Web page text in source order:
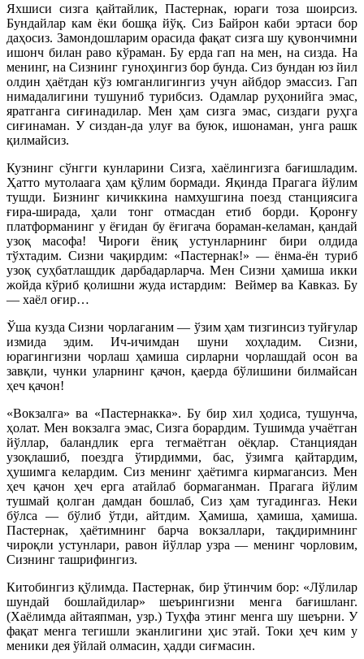
Яхшиси сизга қайтайлик, Пастернак, юраги тоза шоирсиз.
Бундайлар кам ёки бошқа йўқ. Сиз Байрон каби эртаси бор
даҳосиз. Замондошларим орасида фақат сизга шу қувончимни
ишонч билан раво кўраман. Бу ерда гап на мен, на сизда. На
менинг, на Сизнинг гуноҳингиз бор бунда. Сиз бундан юз йил
олдин ҳаётдан кўз юмганлигингиз учун айбдор эмассиз. Гап
нимадалигини тушуниб турибсиз. Одамлар руҳонийга эмас,
яратганга сиғинадилар. Мен ҳам сизга эмас, сиздаги руҳга
сиғинаман. У сиздан-да улуғ ва буюк, ишонаман, унга рашк
қилмайсиз.
Кузнинг сўнгги кунларини Сизга, хаёлингизга бағишладим.
Ҳатто мутолаага ҳам қўлим бормади. Яқинда Прагага йўлим
тушди. Бизнинг кичиккина намхушгина поезд станциясига
ғира-ширада, ҳали тонг отмасдан етиб борди. Қоронғу
платформанинг у ёғидан бу ёғигача бораман-келаман, қандай
узоқ масофа! Чироғи ёниқ устунларнинг бири олдида
тўхтадим. Сизни чақирдим: «Пастернак!» — ёнма-ён туриб
узоқ суҳбатлашдик дарбадарларча. Мен Сизни ҳамиша икки
жойда кўриб қолишни жуда истардим: Веймер ва Кавказ. Бу
— хаёл оғир…
Ўша кузда Сизни чорлаганим — ўзим ҳам тизгинсиз туйғулар
измида эдим. Ич-ичимдан шуни хоҳладим. Сизни,
юрагингизни чорлаш ҳамиша сирларни чорлашдай осон ва
завқли, чунки уларнинг қачон, қаерда бўлишини билмайсан
ҳеч қачон!
«Вокзалга» ва «Пастернакка». Бу бир хил ҳодиса, тушунча,
ҳолат. Мен вокзалга эмас, Сизга борардим. Тушимда учаётган
йўллар, баландлик ерга тегмаётган оёқлар. Станциядан
узоқлашиб, поездга ўтирдимми, бас, ўзимга қайтардим,
ҳушимга келардим. Сиз менинг ҳаётимга кирмагансиз. Мен
ҳеч қачон ҳеч ерга атайлаб бормаганман. Прагага йўлим
тушмай қолган дамдан бошлаб, Сиз ҳам тугадингаз. Неки
бўлса — бўлиб ўтди, айтдим. Ҳамиша, ҳамиша, ҳамиша.
Пастернак, ҳаётимнинг барча вокзаллари, тақдиримнинг
чироқли устунлари, равон йўллар узра — менинг чорловим,
Сизнинг ташрифингиз.
Китобингиз қўлимда. Пастернак, бир ўтинчим бор: «Лўлилар
шундай бошлайдилар» шеърингизни менга бағишланг.
(Хаёлимда айтаяпман, узр.) Туҳфа этинг менга шу шеърни. У
фақат менга тегишли эканлигини ҳис этай. Токи ҳеч ким у
меники дея ўйлай олмасин, ҳадди сиғмасин.